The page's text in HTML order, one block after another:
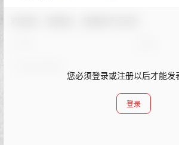
您必须登录或注册以后才能发
登录